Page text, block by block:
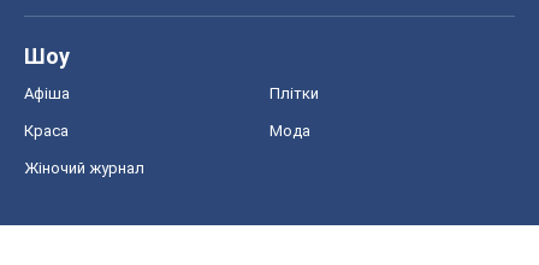
Шоу
Афіша Плітки
Краса Мода
Жіночий журнал